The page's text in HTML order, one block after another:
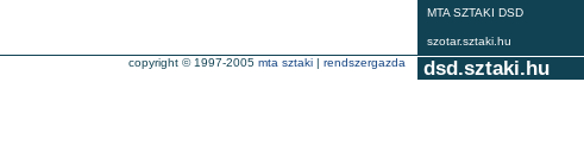
MTA SZTAKI DSD
szotar.sztaki.hu
dsd.sztaki.hu
copyright © 1997-2005 mta sztaki | rendszergazda